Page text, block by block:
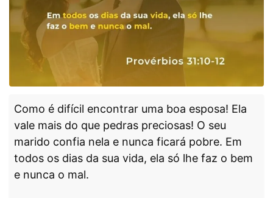
Como é difícil encontrar uma boa esposa! Ela
vale mais do que pedras preciosas! O seu
marido confia nela e nunca ficará pobre. Em
todos os dias da sua vida, ela só lhe faz o bem
e nunca o mal.